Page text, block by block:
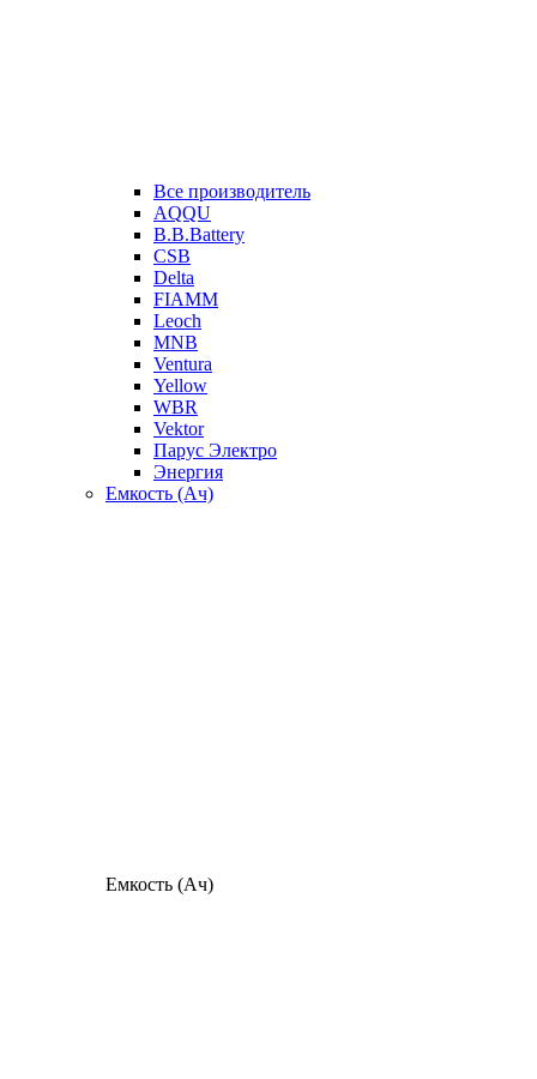
Все производитель
AQQU
B.B.Battery
CSB
Delta
FIAMM
Leoch
MNB
Ventura
Yellow
WBR
Vektor
Парус Электро
Энергия
Емкость (Ач)
Емкость (Ач)